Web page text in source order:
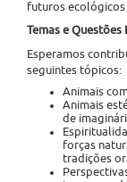
futuros ecológicos
Temas e Questões
Esperamos
seguintes tópicos:
Animais
Animais
de
forças
tradições